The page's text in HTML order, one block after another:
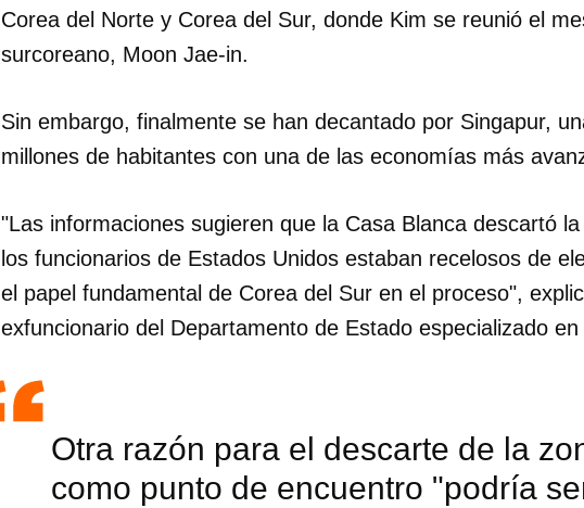
Corea del Norte y Corea del Sur, donde Kim se reunió el
surcoreano, Moon Jae-in.
Sin embargo, finalmente se han decantado por Singapur,
millones de habitantes con una de las economías más
"Las informaciones sugieren que la Casa Blanca descartó
los funcionarios de Estados Unidos estaban recelosos de
el papel fundamental de Corea del Sur en el proceso",
exfuncionario del Departamento de Estado especializado
Otra razón para el descarte de la
como punto de encuentro "podría